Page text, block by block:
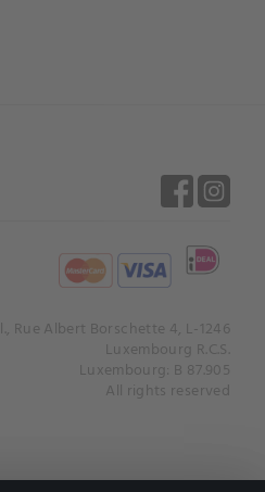
Rue Albert Borschette 4, L-1246
Luxembourg R.C.S.
Luxembourg: B 87.905
All rights reserved